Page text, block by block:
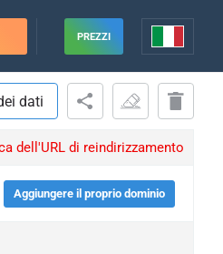
PREZZI
dati
dell'URL di reindirizzamento
Aggiungere il proprio dominio